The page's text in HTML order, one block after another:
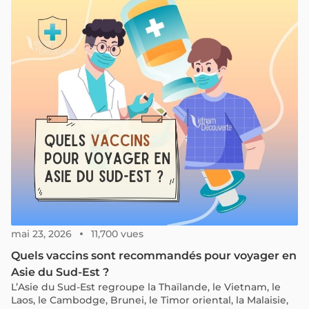
un pays très connecté. Dans les grandes villes comme
Hanoi, Ho Chi Minh-Ville, Da Nang ou Hoi An, la plupart
des services du quotidien passent facilement par le
téléphone. Pourtant, toutes les applications ne sont pas
utiles aux voyageurs étrangers. Certaines demandent un
numéro vietnamien, un compte bancaire local ou ne
sont disponibles qu’en vietnamien. Voici donc une
sélection simple et pratique des meilleures applications
à utiliser pendant un voyage au Vietnam.
mai 23, 2026 11,700 vues
Quels vaccins sont recommandés pour voyager en
Asie du Sud-Est ?
L’Asie du Sud-Est regroupe la Thaïlande, le Vietnam, le
Laos, le Cambodge, Brunei, le Timor oriental, la Malaisie,